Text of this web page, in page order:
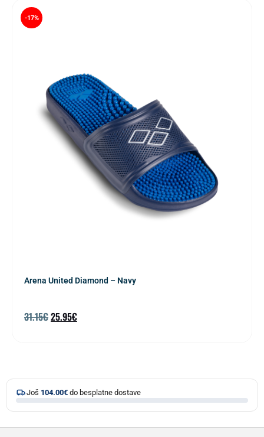
Arena United Diamond – Navy
-17%
31.15€25.95€
Još 104.00€ do besplatne dostave